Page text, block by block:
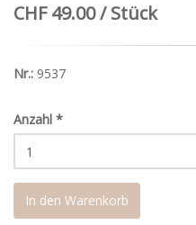
CHF 49.00 / Stück
Nr.: 9537
Anzahl *
In den Warenkorb